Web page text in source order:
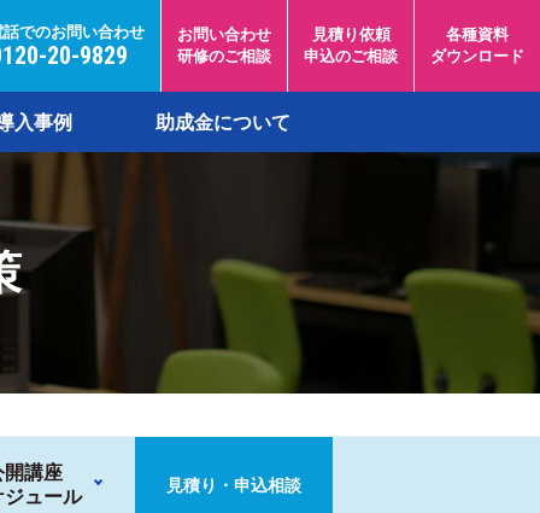
話でのお問い合わせ
20-9829
お問い合わせ
研修のご相談
見積り依頼
申込のご相談
各種資料
ダウンロード
入事例 助成金について
開講座
ジュール
見積り・申込相談